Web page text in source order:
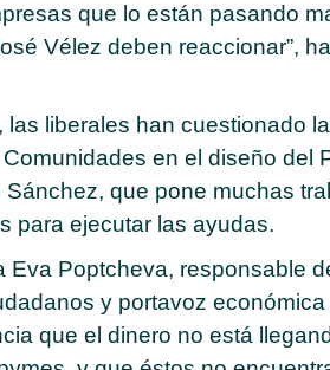
que lo están pasando
Vélez deben reaccionar”,
las liberales han cuestionado
en el diseño del
que pone muchas
para ejecutar las ayudas.
Eva Poptcheva, responsable
y portavoz
que el dinero no está